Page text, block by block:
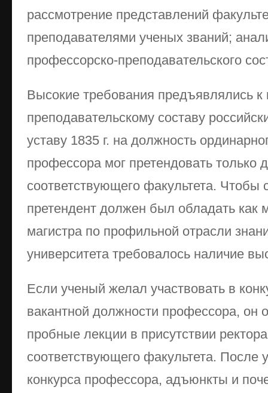
рассмотрение представлений
преподавателями ученых званий;
профессорско-преподавательского
Высокие требования предъявлялись к
преподавательскому составу
уставу 1835 г. на должность
профессора мог претендовать только
соответствующего факультета.
претендент должен был обладать как
магистра по профильной отрасли
университета требовалось наличие
Если ученый желал участвовать в
вакантной должности профессора, он
пробные лекции в присутствии
соответствующего факультета. После
конкурса профессора, адъюнкты и